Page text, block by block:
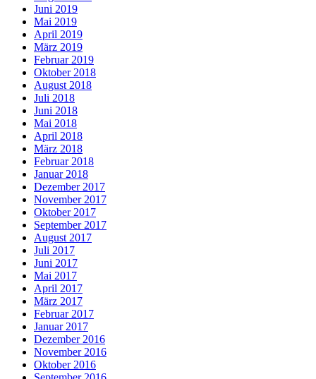
Juni 2019
Mai 2019
April 2019
März 2019
Februar 2019
Oktober 2018
August 2018
Juli 2018
Juni 2018
Mai 2018
April 2018
März 2018
Februar 2018
Januar 2018
Dezember 2017
November 2017
Oktober 2017
September 2017
August 2017
Juli 2017
Juni 2017
Mai 2017
April 2017
März 2017
Februar 2017
Januar 2017
Dezember 2016
November 2016
Oktober 2016